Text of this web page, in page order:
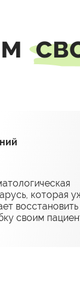
которая
восстановить
своим